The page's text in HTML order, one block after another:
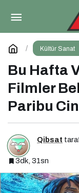
Kültür Sanat
Bu Hafta
Filmler
Paribu
Qibsat
3dk, 31sn
Anne